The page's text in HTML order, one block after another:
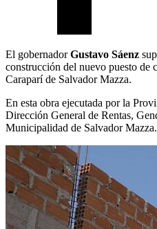
El gobernadorGustavo Sáenz
construcción del nuevo puesto de
Caraparí de Salvador Mazza.
En esta obra ejecutada por la
Dirección General de Rentas,
Municipalidad de Salvador Mazza.